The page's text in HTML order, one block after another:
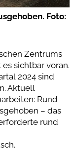
Foto:
Zentrums
sichtbar voran.
2024 sind
Aktuell
Rund
– das
rund